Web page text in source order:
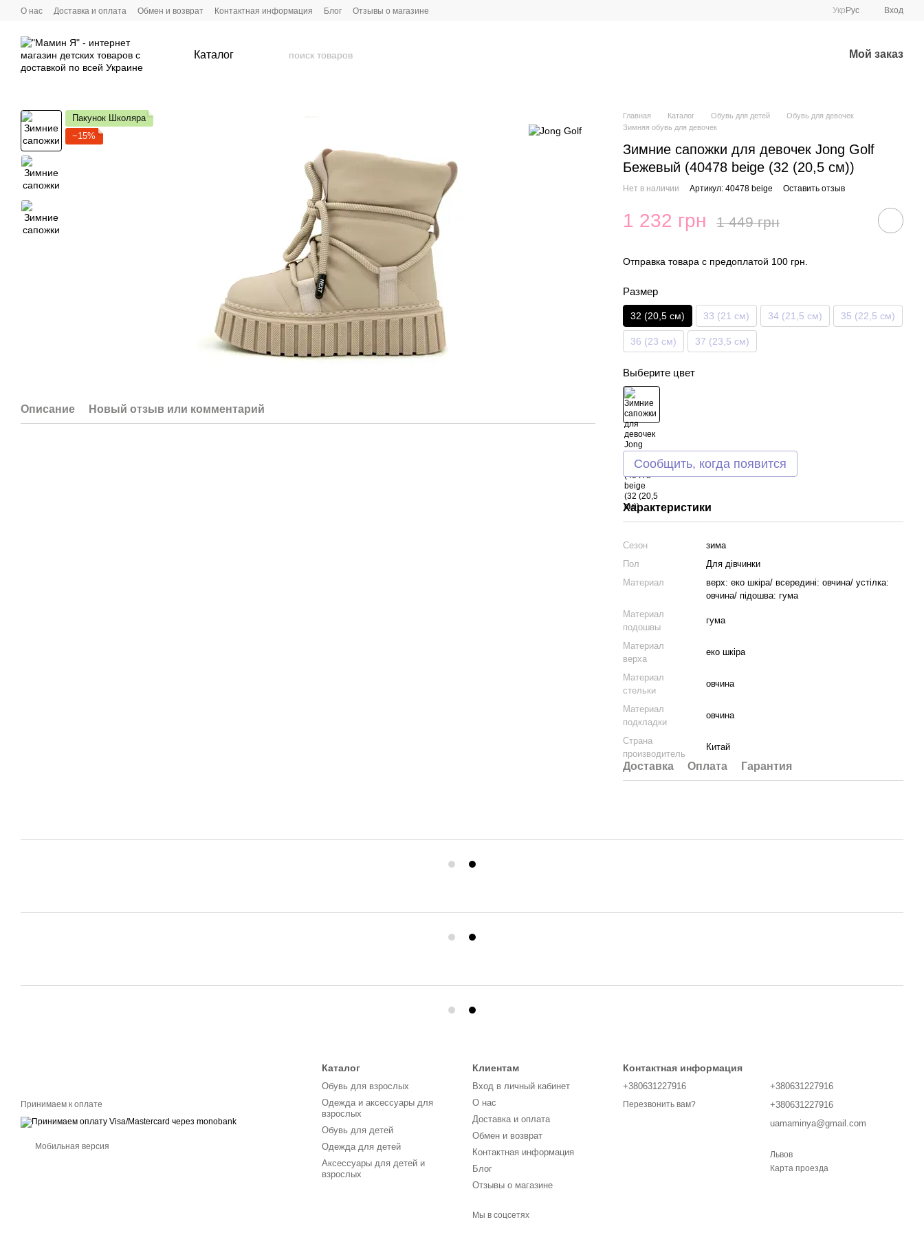
Перейти к основному контенту
О нас Доставка и оплата Обмен и возврат Контактная информация Блог Отзывы о магазине Укр Рус Вход
Каталог Мой заказ
Пакунок Школяра
−15%
Описание Новый отзыв или комментарий
Главная Каталог Обувь для детей
Обувь для девочек
Зимняя обувь для девочек
Зимние сапожки для девочек Jong Golf
Бежевый (40478 beige (32 (20,5 см))
Нет в наличии Артикул: 40478 beige Оставить отзыв
1 232 грн 1 449 грн
Отправка товара с предоплатой 100 грн.
Размер
32 (20,5 см) 33 (21 см) 34 (21,5 см) 35 (22,5 см)
36 (23 см) 37 (23,5 см)
Выберите цвет
Сообщить, когда появится
Характеристики
Сезон
зима
Пол
Для дівчинки
Материал
верх: еко шкіра/ всередині: овчина/ устілка:
овчина/ підошва: гума
Материал
подошвы
гума
Материал
верха
еко шкіра
Материал
стельки
овчина
Материал
подкладки
овчина
Страна
производитель
Китай
Доставка Оплата Гарантия
Принимаем к оплате
Мобильная версия
Каталог
Обувь для взрослых
Одежда и аксессуары для
взрослых
Обувь для детей
Одежда для детей
Аксессуары для детей и
взрослых
Клиентам
Вход в личный кабинет
О нас
Доставка и оплата
Обмен и возврат
Контактная информация
Блог
Отзывы о магазине
Мы в соцсетях
Контактная информация
+380631227916
Перезвонить вам?
+380631227916
+380631227916
uamaminya@gmail.com
Львов
Карта проезда